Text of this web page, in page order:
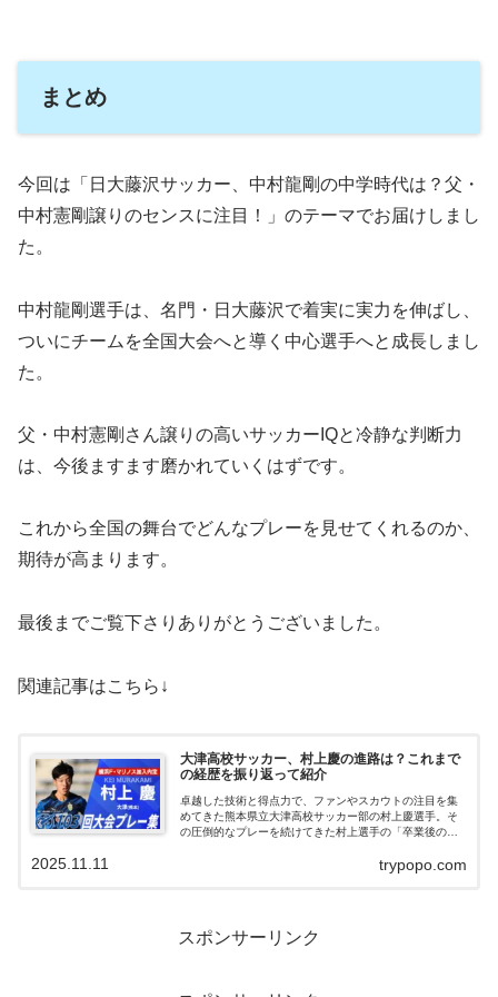
まとめ
今回は「日大藤沢サッカー、中村龍剛の中学時代は？父・
中村憲剛譲りのセンスに注目！」のテーマでお届けしまし
た。
中村龍剛選手は、名門・日大藤沢で着実に実力を伸ばし、
ついにチームを全国大会へと導く中心選手へと成長しまし
た。
父・中村憲剛さん譲りの高いサッカーIQと冷静な判断力
は、今後ますます磨かれていくはずです。
これから全国の舞台でどんなプレーを見せてくれるのか、
期待が高まります。
最後までご覧下さりありがとうございました。
関連記事はこちら↓
大津高校サッカー、村上慶の進路は？これまで
の経歴を振り返って紹介
卓越した技術と得点力で、ファンやスカウトの注目を集
めてきた熊本県立大津高校サッカー部の村上慶選手。そ
の圧倒的なプレーを続けてきた村上選手の「卒業後の進
「プロ入りか？それとも大学か？」この記事...trypopo.com
2025.11.11
スポンサーリンク